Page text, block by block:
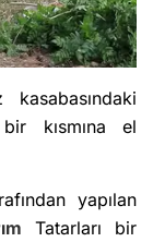
kasabasındaki
kısmına el
yapılan
Tatarları bir